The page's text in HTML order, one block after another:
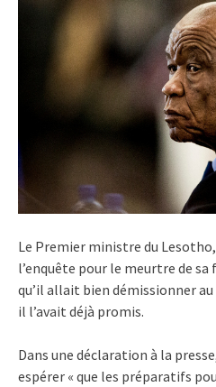
Le Premier ministre du
l’enquête pour le meurtre de
qu’il allait bien démissionner
il l’avait déjà promis.
Dans une déclaration à la
espérer « que les préparatifs